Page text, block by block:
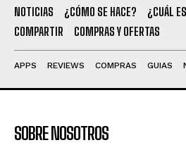
NOTICIAS ¿CÓMO SE HACE?
¿CUÁL
COMPARTIR
COMPRAS Y OFERTAS
APPS REVIEWS COMPRAS GUIAS
SOBRE NOSOTROS